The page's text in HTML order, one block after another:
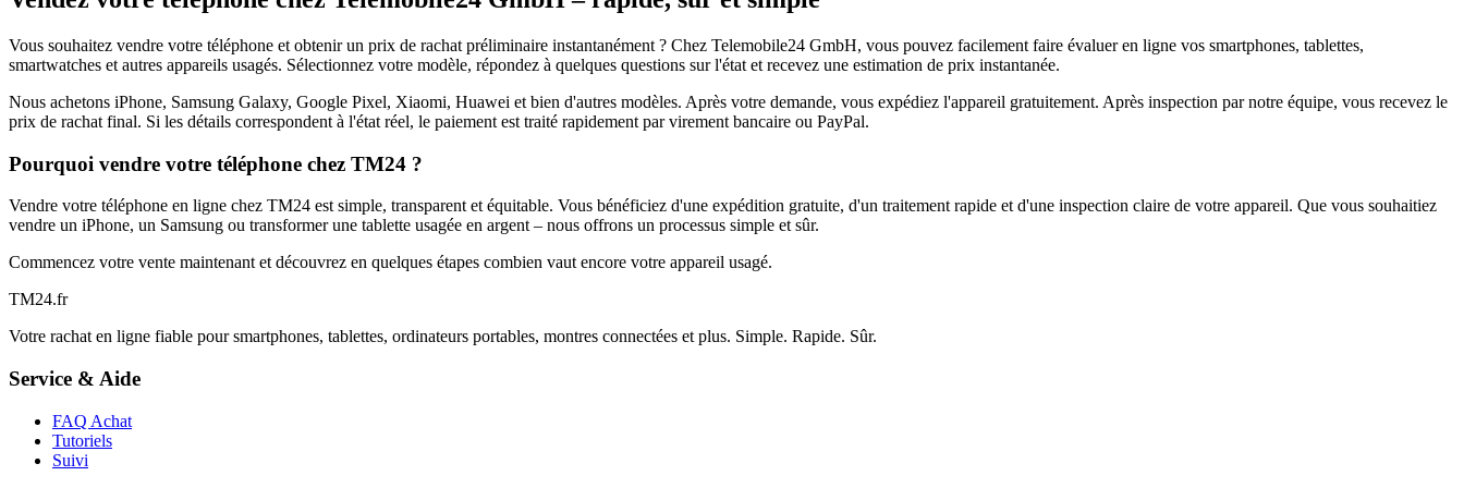
Vous souhaitez vendre votre téléphone et obtenir un prix de rachat préliminaire instantanément ? Chez Telemobile24 GmbH, vous pouvez facilement faire évaluer en ligne vos smartphones, tablettes,
smartwatches et autres appareils usagés. Sélectionnez votre modèle, répondez à quelques questions sur l'état et recevez une estimation de prix instantanée.
Nous achetons iPhone, Samsung Galaxy, Google Pixel, Xiaomi, Huawei et bien d'autres modèles. Après votre demande, vous expédiez l'appareil gratuitement. Après inspection par notre équipe, vous recevez le
prix de rachat final. Si les détails correspondent à l'état réel, le paiement est traité rapidement par virement bancaire ou PayPal.
Pourquoi vendre votre téléphone chez TM24 ?
Vendre votre téléphone en ligne chez TM24 est simple, transparent et équitable. Vous bénéficiez d'une expédition gratuite, d'un traitement rapide et d'une inspection claire de votre appareil. Que vous souhaitiez
vendre un iPhone, un Samsung ou transformer une tablette usagée en argent – nous offrons un processus simple et sûr.
Commencez votre vente maintenant et découvrez en quelques étapes combien vaut encore votre appareil usagé.
TM24.fr
Votre rachat en ligne fiable pour smartphones, tablettes, ordinateurs portables, montres connectées et plus. Simple. Rapide. Sûr.
Service & Aide
FAQ Achat
Tutoriels
Suivi